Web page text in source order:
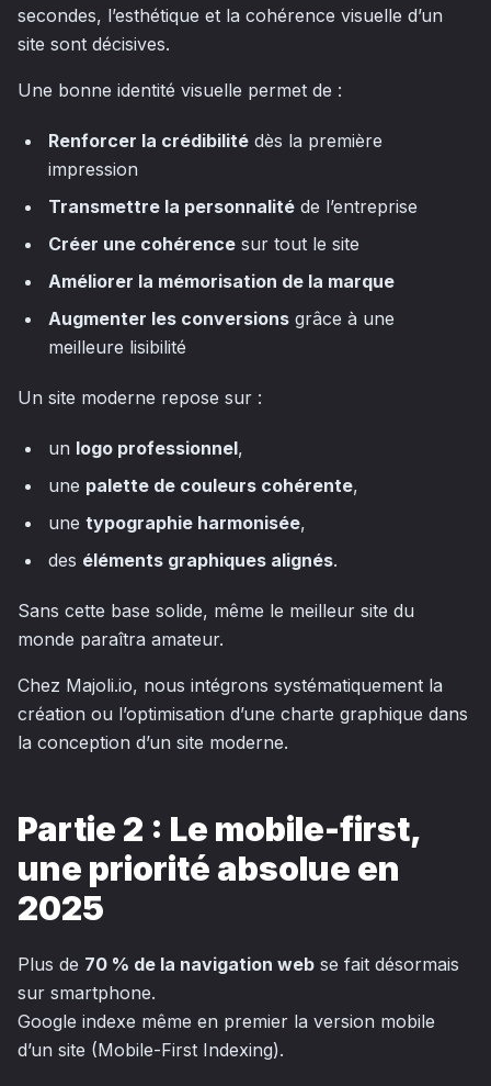
secondes, l’esthétique et la cohérence visuelle d’un
site sont décisives.
Une bonne identité visuelle permet de :
Renforcer la crédibilité dès la première
impression
Transmettre la personnalité de l’entreprise
Créer une cohérence sur tout le site
Améliorer la mémorisation de la marque
Augmenter les conversions grâce à une
meilleure lisibilité
Un site moderne repose sur :
un logo professionnel,
une palette de couleurs cohérente,
une typographie harmonisée,
des éléments graphiques alignés.
Sans cette base solide, même le meilleur site du
monde paraîtra amateur.
Chez Majoli.io, nous intégrons systématiquement la
création ou l’optimisation d’une charte graphique dans
la conception d’un site moderne.
Partie 2 : Le mobile-first,
une priorité absolue en
2025
Plus de 70 % de la navigation web se fait désormais
sur smartphone.
Google indexe même en premier la version mobile
d’un site (Mobile-First Indexing).